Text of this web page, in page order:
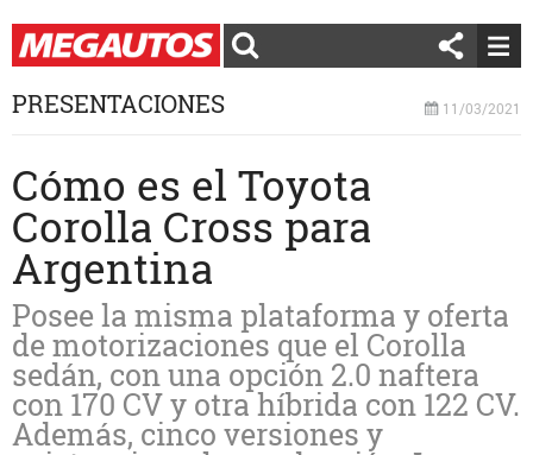
PRESENTACIONES 11/03/2021
Cómo es el Toyota
Corolla Cross para
Argentina
Posee la misma plataforma y oferta
de motorizaciones que el Corolla
sedán, con una opción 2.0 naftera
con 170 CV y otra híbrida con 122 CV.
Además, cinco versiones y